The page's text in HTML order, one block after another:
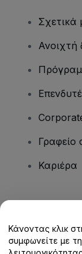
Σχετικά
Ανοιχτή
Γραφείο
Καριέρα
Κέντρο
Κάνοντας κλικ
συμφωνείτε με